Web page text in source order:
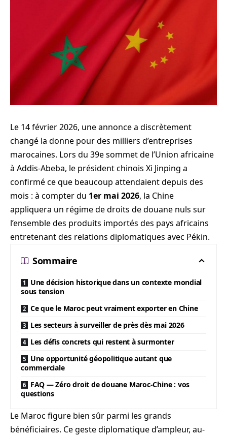
Le 14 février 2026, une annonce a discrètement
changé la donne pour des milliers d’entreprises
marocaines. Lors du 39e sommet de l’Union africaine
à Addis-Abeba, le président chinois Xi Jinping a
confirmé ce que beaucoup attendaient depuis des
mois : à compter du 1er mai 2026, la Chine
appliquera un régime de droits de douane nuls sur
l’ensemble des produits importés des pays africains
entretenant des relations diplomatiques avec Pékin.
Sommaire
Une décision historique dans un contexte mondial
sous tension
Ce que le Maroc peut vraiment exporter en Chine
Les secteurs à surveiller de près dès mai 2026
Les défis concrets qui restent à surmonter
Une opportunité géopolitique autant que
commerciale
FAQ — Zéro droit de douane Maroc-Chine : vos
questions
Le Maroc figure bien sûr parmi les grands
bénéficiaires. Ce geste diplomatique d’ampleur, au-